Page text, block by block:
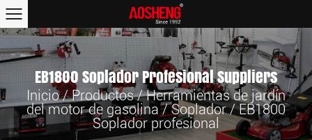
EB1800 Soplador Profesional Suppliers
Inicio/Productos/Herramientas de jardín
del motor de gasolina/Soplador/EB1800
Soplador profesional